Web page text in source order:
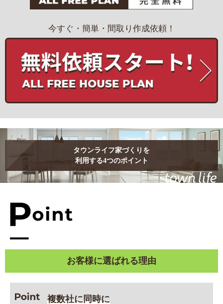
今すぐ・簡単・間取り作成依頼！
タウンライフ家づくりを
利用する4つのポイント
お客様に選ばれる理由
複数社に同時に